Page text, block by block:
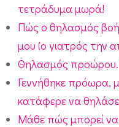
τετράδυμα μωρά!
Πώς ο θηλασμός
μου (ο γιατρός την
Θηλασμός προώρου.
Γεννήθηκε πρόωρα,
κατάφερε να
Μάθε πώς μπορεί